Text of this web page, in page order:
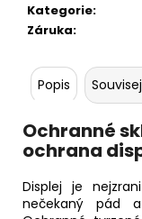
Kategorie:
Záruka:
Popis
Ochranné
ochrana
Displej je
nečekaný pád
BLACK
(STAV
21
090
Kč